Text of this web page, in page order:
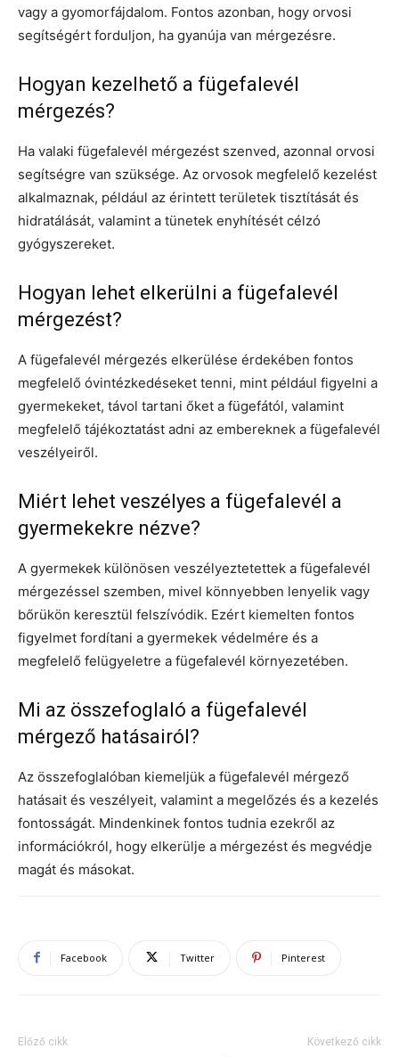
vagy a gyomorfájdalom. Fontos azonban, hogy orvosi
segítségért forduljon, ha gyanúja van mérgezésre.
Hogyan kezelhető a fügefalevél
mérgezés?
Ha valaki fügefalevél mérgezést szenved, azonnal orvosi
segítségre van szüksége. Az orvosok megfelelő kezelést
alkalmaznak, például az érintett területek tisztítását és
hidratálását, valamint a tünetek enyhítését célzó
gyógyszereket.
Hogyan lehet elkerülni a fügefalevél
mérgezést?
A fügefalevél mérgezés elkerülése érdekében fontos
megfelelő óvintézkedéseket tenni, mint például figyelni a
gyermekeket, távol tartani őket a fügefától, valamint
megfelelő tájékoztatást adni az embereknek a fügefalevél
veszélyeiről.
Miért lehet veszélyes a fügefalevél a
gyermekekre nézve?
A gyermekek különösen veszélyeztetettek a fügefalevél
mérgezéssel szemben, mivel könnyebben lenyelik vagy
bőrükön keresztül felszívódik. Ezért kiemelten fontos
figyelmet fordítani a gyermekek védelmére és a
megfelelő felügyeletre a fügefalevél környezetében.
Mi az összefoglaló a fügefalevél
mérgező hatásairól?
Az összefoglalóban kiemeljük a fügefalevél mérgező
hatásait és veszélyeit, valamint a megelőzés és a kezelés
fontosságát. Mindenkinek fontos tudnia ezekről az
információkról, hogy elkerülje a mérgezést és megvédje
magát és másokat.
Facebook Twitter Pinterest
Előző cikk Következő cikk